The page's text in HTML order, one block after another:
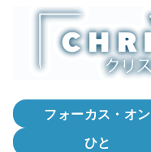
フォーカス・オン
ひと